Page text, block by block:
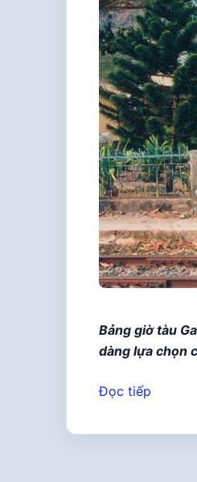
Bảng giờ tàu
dàng lựa chọn
Đọc tiếp